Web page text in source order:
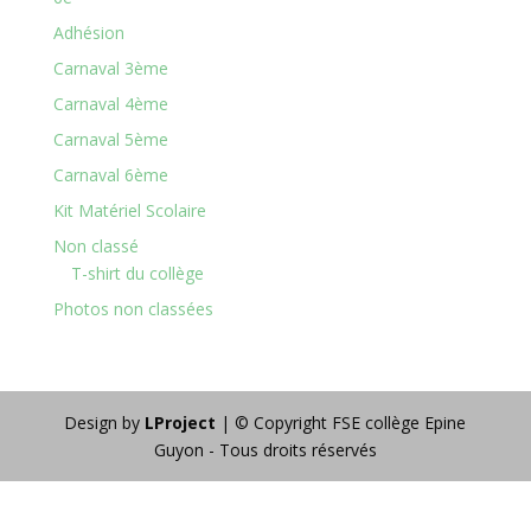
Adhésion
Carnaval 3ème
Carnaval 4ème
Carnaval 5ème
Carnaval 6ème
Kit Matériel Scolaire
Non classé
T-shirt du collège
Photos non classées
Design by LProject | © Copyright FSE collège Epine
Guyon - Tous droits réservés